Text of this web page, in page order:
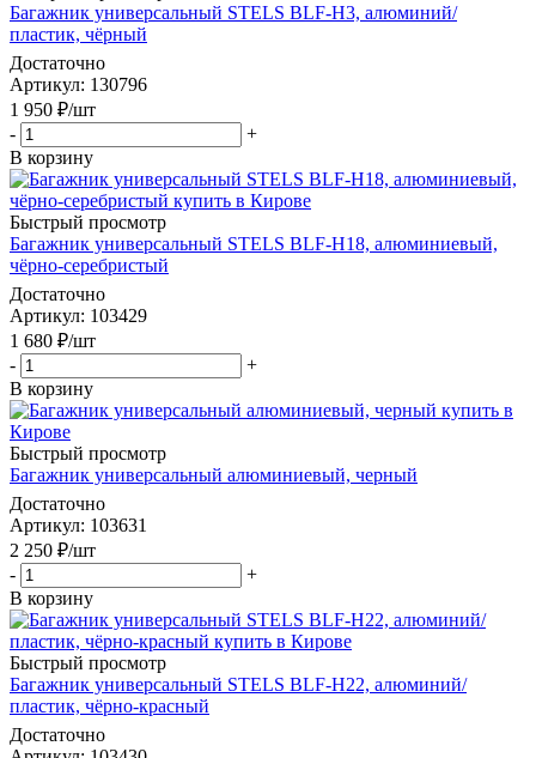
Багажник универсальный STELS BLF-H3, алюминий/
пластик, чёрный
Достаточно
Артикул: 130796
1 950 ₽/шт
-
+
В корзину
Быстрый просмотр
Багажник универсальный STELS BLF-H18, алюминиевый,
чёрно-серебристый
Достаточно
Артикул: 103429
1 680 ₽/шт
-
+
В корзину
Быстрый просмотр
Багажник универсальный алюминиевый, черный
Достаточно
Артикул: 103631
2 250 ₽/шт
-
+
В корзину
Быстрый просмотр
Багажник универсальный STELS BLF-H22, алюминий/
пластик, чёрно-красный
Достаточно